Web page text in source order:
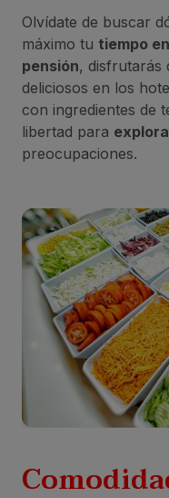
Olvídate de buscar
máximo tu tiempo
pensión, disfrutarás
deliciosos en los
con ingredientes de
libertad para
preocupaciones.